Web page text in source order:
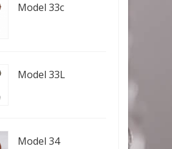
Model 33c
Model 33L
Model 34